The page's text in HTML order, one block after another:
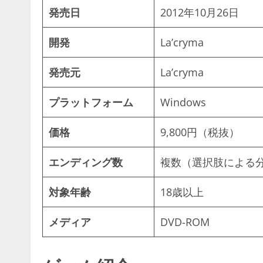
発売日 2012年10月26日
開発 La’cryma
発売元 La’cryma
プラットフォーム Windows
価格 9,800円（税抜）
エンディング数 複数（選択肢による
対象年齢 18歳以上
メディア DVD-ROM